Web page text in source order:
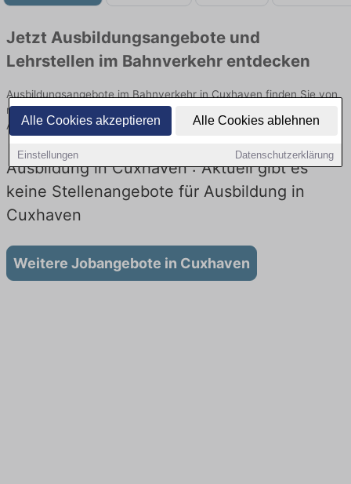
Alle Cookies akzeptieren Alle Cookies ablehnen
Einstellungen Datenschutzerklärung
Jetzt Ausbildungsangebote und
Lehrstellen im Bahnverkehr entdecken
Ausbildungsangebote im Bahnverkehr in Cuxhaven finden Sie von
namhaften Firmen. Entdecken Sie freie Optionen von Top-
Arbeitgebern und bewerben Sie sich noch heute.
Ausbildung in Cuxhaven : Aktuell gibt es
keine Stellenangebote für Ausbildung in
Cuxhaven
Weitere Jobangebote in Cuxhaven